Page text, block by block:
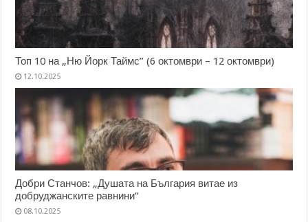
Топ 10 на „Ню Йорк Таймс” (6 октомври – 12 октомври)
12.10.2025
Добри Станчов: „Душата на България витае из
добруджанските равнини“
08.10.2025